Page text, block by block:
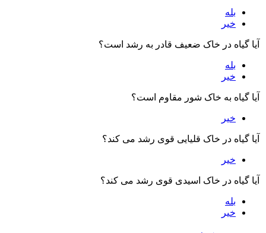
بله
خیر
آیا گیاه در خاک ضعیف قادر به رشد است؟
بله
خیر
آیا گیاه به خاک شور مقاوم است؟
خیر
آیا گیاه در خاک قلیایی قوی رشد می کند؟
خیر
آیا گیاه در خاک اسیدی قوی رشد می کند؟
بله
خیر